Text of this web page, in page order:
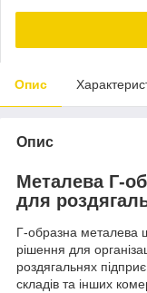
Опис
Опис
Металева Г-
для
Г-образна металева
рішення для
роздягальнях
складів та інших